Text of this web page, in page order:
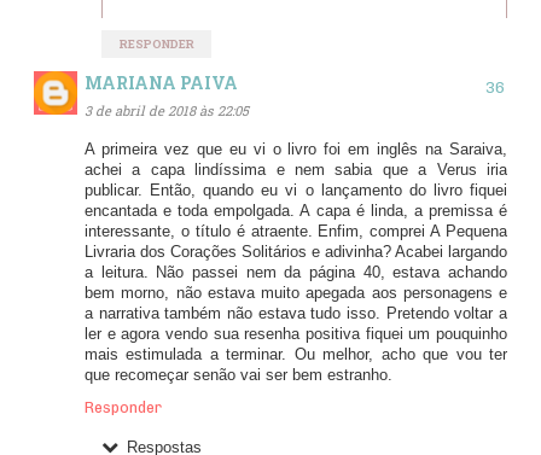
RESPONDER
MARIANA PAIVA
3 de abril de 2018 às 22:05
A primeira vez que eu vi o livro foi em inglês na Saraiva,
achei a capa lindíssima e nem sabia que a Verus iria
publicar. Então, quando eu vi o lançamento do livro fiquei
encantada e toda empolgada. A capa é linda, a premissa é
interessante, o título é atraente. Enfim, comprei A Pequena
Livraria dos Corações Solitários e adivinha? Acabei largando
a leitura. Não passei nem da página 40, estava achando
bem morno, não estava muito apegada aos personagens e
a narrativa também não estava tudo isso. Pretendo voltar a
ler e agora vendo sua resenha positiva fiquei um pouquinho
mais estimulada a terminar. Ou melhor, acho que vou ter
que recomeçar senão vai ser bem estranho.
Responder
Respostas